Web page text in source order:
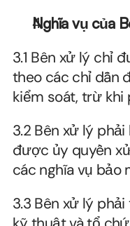
Nghĩa vụ của
3.1 Bên xử lý chỉ
theo các chỉ dẫn
kiểm soát, trừ khi
3.2 Bên xử lý
được ủy quyền
các nghĩa vụ bảo
3.3 Bên xử lý